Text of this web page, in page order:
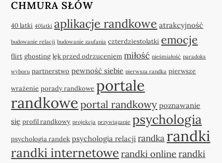
CHMURA SŁÓW
40 latki 40latki aplikacje randkowe atrakcyjność
budowanie relacji budowanie zaufania czterdziestolatki emocje
flirt ghosting lęk przed odrzuceniem miłość nieśmiałość paradoks
wyboru partnerstwo pewność siebie pierwsza randka pierwsze
wrażenie porady randkowe portale
randkowe portal randkowy poznawanie
się profil randkowy projekcja przywiązanie psychologia
psychologia randek psychologia relacji randka randki
randki internetowe randki online randki